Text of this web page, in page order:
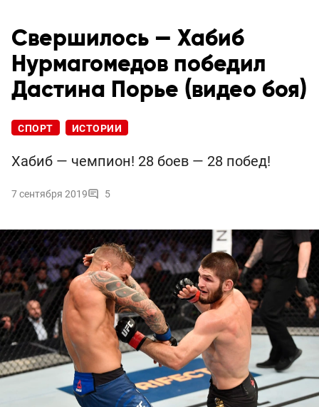
Свершилось — Хабиб
Нурмагомедов победил
Дастина Порье (видео боя)
СПОРТ ИСТОРИИ
Хабиб — чемпион! 28 боев — 28 побед!
7 сентября 2019 5